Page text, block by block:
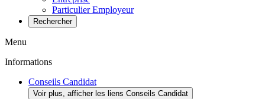
Particulier Employeur
Rechercher
Menu
Informations
Conseils Candidat
Voir plus, afficher les liens Conseils Candidat